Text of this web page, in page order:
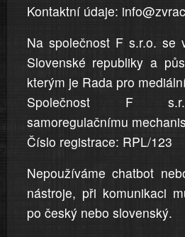
úplná
Kontaktní údaje:
Na společnost F s.r.o. se
Slovenské republiky a
kterým je Rada pro
Společnost F
samoregulačnímu
Číslo registrace: RPL/123
Nepoužíváme chatbot
nástroje, při komunikaci
po český nebo slovenský.